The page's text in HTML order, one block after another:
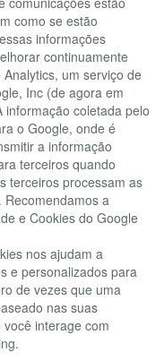
como se estão
informações
continuamente
um serviço de
Inc (de agora em
informação coletada pelo
o Google, onde é
a informação
terceiros quando
terceiros processam as
a
e Cookies do Google
nos ajudam a
e personalizados para
de vezes que uma
nas suas
interage com